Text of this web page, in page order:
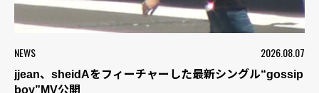
NEWS 2026.08.07
jjean、sheidAをフィーチャーした最新シングル“gossip
boy”MV公開